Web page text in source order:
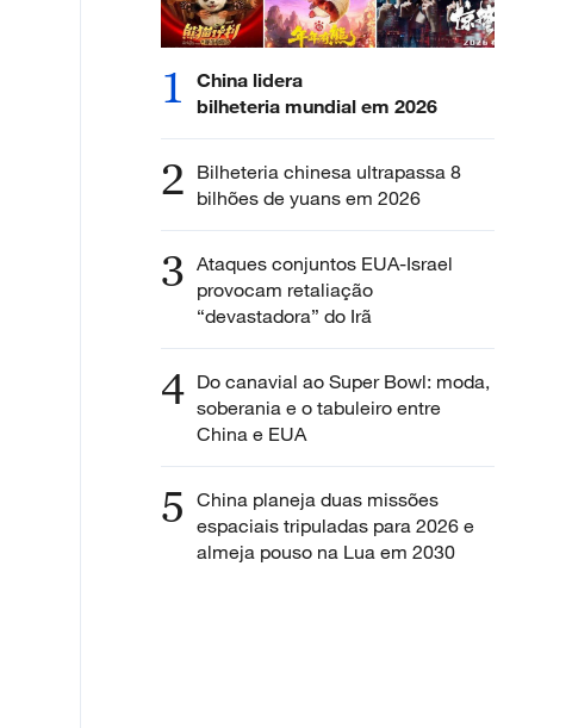
1
China lidera
bilheteria mundial em 2026
2 Bilheteria chinesa ultrapassa 8
bilhões de yuans em 2026
3 Ataques conjuntos EUA-Israel
provocam retaliação
“devastadora” do Irã
4 Do canavial ao Super Bowl: moda,
soberania e o tabuleiro entre
China e EUA
5 China planeja duas missões
espaciais tripuladas para 2026 e
almeja pouso na Lua em 2030